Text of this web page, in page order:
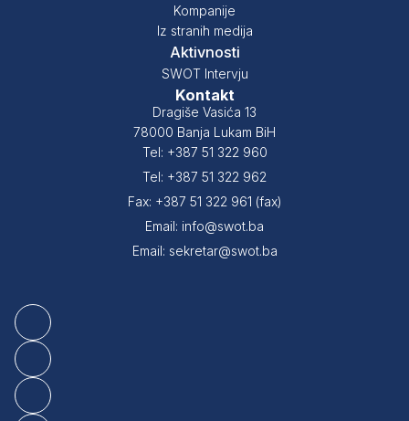
Kompanije
Iz stranih medija
Aktivnosti
SWOT Intervju
Kontakt
Dragiše Vasića 13
78000 Banja Lukam BiH
Tel: +387 51 322 960
Tel: +387 51 322 962
Fax: +387 51 322 961 (fax)
Email: info@swot.ba
Email: sekretar@swot.ba